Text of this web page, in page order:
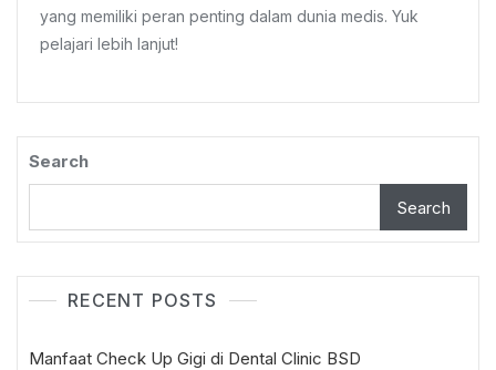
Bedah
yang memiliki peran penting dalam dunia medis. Yuk
pelajari lebih lanjut!
Search
Search
RECENT POSTS
Manfaat Check Up Gigi di Dental Clinic BSD